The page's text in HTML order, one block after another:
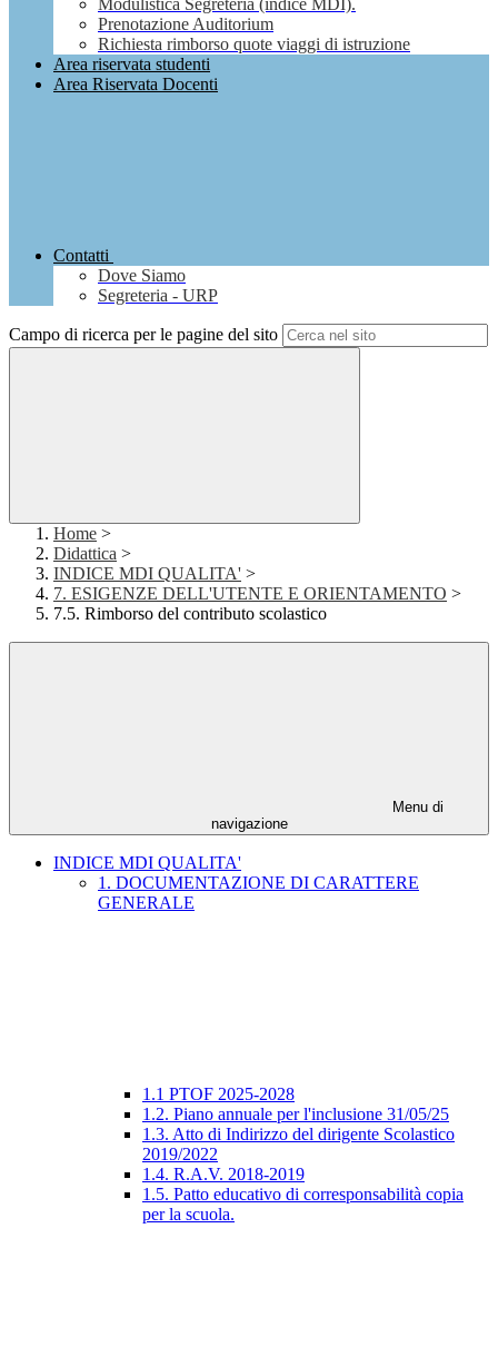
Modulistica Segreteria (indice MDI).
Prenotazione Auditorium
Richiesta rimborso quote viaggi di istruzione
Area riservata studenti
Area Riservata Docenti
Contatti
Dove Siamo
Segreteria - URP
Campo di ricerca per le pagine del sito
Home >
Didattica >
INDICE MDI QUALITA' >
7. ESIGENZE DELL'UTENTE E ORIENTAMENTO >
7.5. Rimborso del contributo scolastico
Menu di
navigazione
INDICE MDI QUALITA'
1. DOCUMENTAZIONE DI CARATTERE
GENERALE
1.1 PTOF 2025-2028
1.2. Piano annuale per l'inclusione 31/05/25
1.3. Atto di Indirizzo del dirigente Scolastico
2019/2022
1.4. R.A.V. 2018-2019
1.5. Patto educativo di corresponsabilità copia
per la scuola.